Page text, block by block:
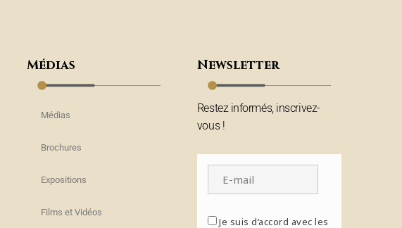
Médias
Médias
Brochures
Expositions
Films et Vidéos
Newsletter
Restez informés, inscrivez-
vous !
Je suis d’accord avec les